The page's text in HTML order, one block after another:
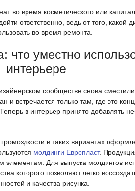
во время косметического или
ответственно, ведь от того, какой
во время ремонта.
уместно
интерьере
сообществе снова
и встречается только там, где это
в интерьер принято добавлять
в таких вариантах
молдинги Европласт.
Для выпуска молдингов
которого позволяют легко
и качества рисунка.